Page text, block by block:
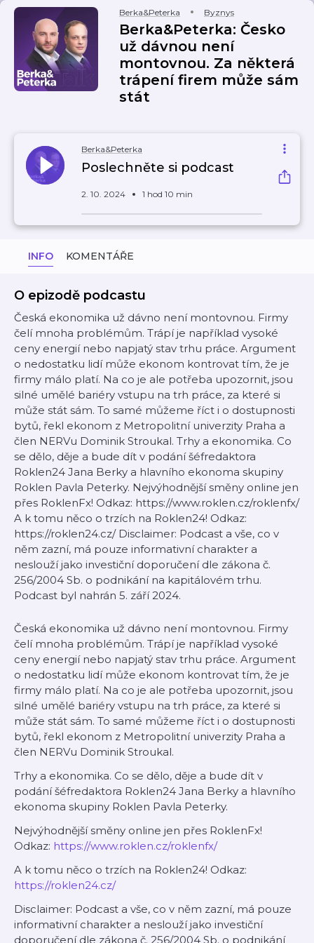
Berka&Peterka Byznys
Berka&Peterka: Česko
už dávnou není
montovnou. Za některá
trápení firem může sám
stát
Berka&Peterka
Poslechněte si podcast
2. 10. 2024 1 hod 10 min
INFO KOMENTÁŘE
O epizodě podcastu
Česká ekonomika už dávno není montovnou. Firmy
čelí mnoha problémům. Trápí je například vysoké
ceny energií nebo napjatý stav trhu práce. Argument
o nedostatku lidí může ekonom kontrovat tím, že je
firmy málo platí. Na co je ale potřeba upozornit, jsou
silné umělé bariéry vstupu na trh práce, za které si
může stát sám. To samé můžeme říct i o dostupnosti
bytů, řekl ekonom z Metropolitní univerzity Praha a
člen NERVu Dominik Stroukal. Trhy a ekonomika. Co
se dělo, děje a bude dít v podání šéfredaktora
Roklen24 Jana Berky a hlavního ekonoma skupiny
Roklen Pavla Peterky. Nejvýhodnější směny online jen
přes RoklenFx! Odkaz: https://www.roklen.cz/roklenfx/
A k tomu něco o trzích na Roklen24! Odkaz:
https://roklen24.cz/ Disclaimer: Podcast a vše, co v
něm zazní, má pouze informativní charakter a
neslouží jako investiční doporučení dle zákona č.
256/2004 Sb. o podnikání na kapitálovém trhu.
Podcast byl nahrán 5. září 2024.
Česká ekonomika už dávno není montovnou. Firmy
čelí mnoha problémům. Trápí je například vysoké
ceny energií nebo napjatý stav trhu práce. Argument
o nedostatku lidí může ekonom kontrovat tím, že je
firmy málo platí. Na co je ale potřeba upozornit, jsou
silné umělé bariéry vstupu na trh práce, za které si
může stát sám. To samé můžeme říct i o dostupnosti
bytů, řekl ekonom z Metropolitní univerzity Praha a
člen NERVu Dominik Stroukal.
Trhy a ekonomika. Co se dělo, děje a bude dít v
podání šéfredaktora Roklen24 Jana Berky a hlavního
ekonoma skupiny Roklen Pavla Peterky.
Nejvýhodnější směny online jen přes RoklenFx!
Odkaz: https://www.roklen.cz/roklenfx/
A k tomu něco o trzích na Roklen24! Odkaz:
https://roklen24.cz/
Disclaimer: Podcast a vše, co v něm zazní, má pouze
informativní charakter a neslouží jako investiční
doporučení dle zákona č. 256/2004 Sb. o podnikání